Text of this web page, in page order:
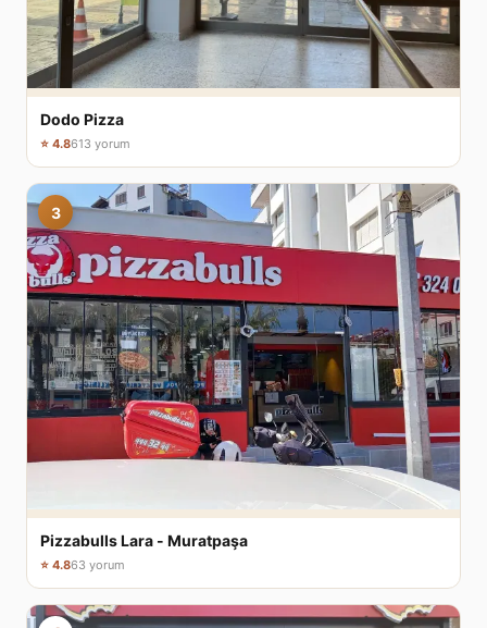
Dodo Pizza
⭐ 4.8613 yorum
3
Pizzabulls Lara - Muratpaşa
⭐ 4.863 yorum